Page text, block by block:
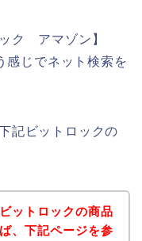
ク アマゾン】
感じでネット検索を
記ビットロックの
ットロックの商品
、下記ページを参